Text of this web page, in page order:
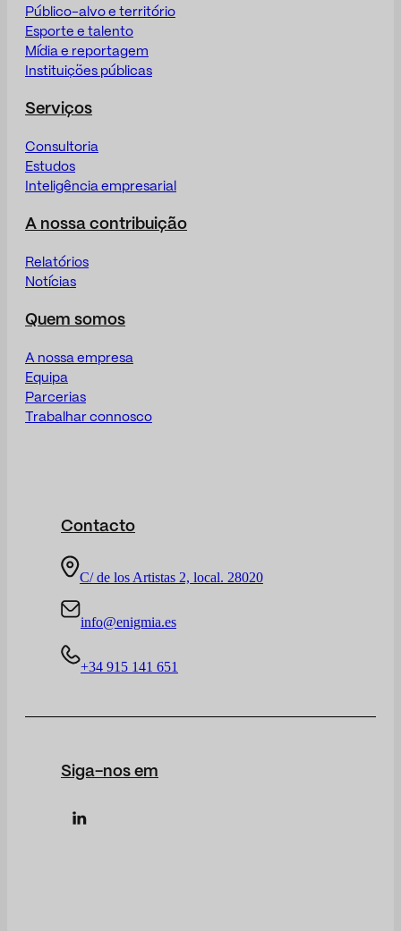
Público-alvo e território
Esporte e talento
Mídia e reportagem
Instituições públicas
Serviços
Consultoria
Estudos
Inteligência empresarial
A nossa contribuição
Relatórios
Notícias
Quem somos
A nossa empresa
Equipa
Parcerias
Trabalhar connosco
Contacto
C/ de los Artistas 2, local. 28020
info@enigmia.es
+34 915 141 651
Siga-nos em